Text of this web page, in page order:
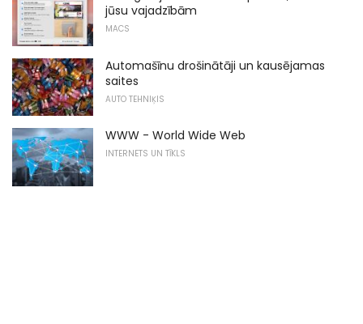
jūsu vajadzībām
MACS
Automašīnu drošinātāji un kausējamas
saites
AUTO TEHNIĶIS
WWW - World Wide Web
INTERNETS UN TĪKLS